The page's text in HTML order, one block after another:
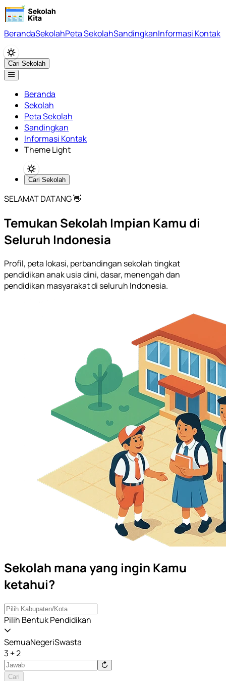
BerandaSekolahPeta SekolahSandingkanInformasi Kontak
Cari Sekolah
Beranda
Sekolah
Peta Sekolah
Sandingkan
Informasi Kontak
Theme Light
Cari Sekolah
SELAMAT DATANG 👋
Temukan Sekolah Impian Kamu di
Seluruh Indonesia
Profil, peta lokasi, perbandingan sekolah tingkat
pendidikan anak usia dini, dasar, menengah dan
pendidikan masyarakat di seluruh Indonesia.
Sekolah mana yang ingin Kamu
ketahui?
Pilih Bentuk Pendidikan
SemuaNegeriSwasta
3 + 2
Cari